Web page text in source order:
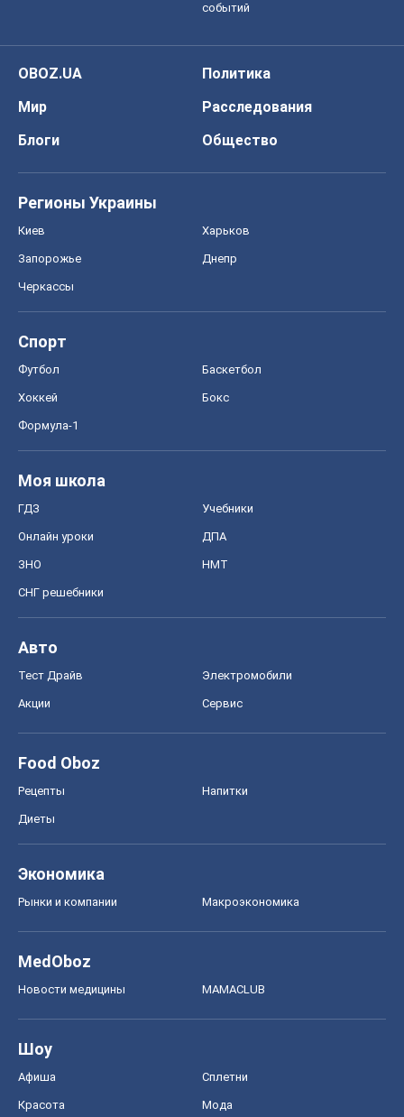
событий
OBOZ.UA
Политика
Мир
Расследования
Блоги
Общество
Регионы Украины
Киев Харьков
Запорожье Днепр
Черкассы
Спорт
Футбол Баскетбол
Хоккей Бокс
Формула-1
Моя школа
ГДЗ Учебники
Онлайн уроки ДПА
ЗНО НМТ
СНГ решебники
Авто
Тест Драйв Электромобили
Акции Сервис
Food Oboz
Рецепты Напитки
Диеты
Экономика
Рынки и компании Mакроэкономика
MedOboz
Новости медицины MAMACLUB
Шоу
Афиша Сплетни
Красота Мода